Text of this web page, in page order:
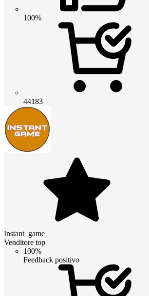
100%
44183
Instant_game
Venditore top
100%
Feedback positivo